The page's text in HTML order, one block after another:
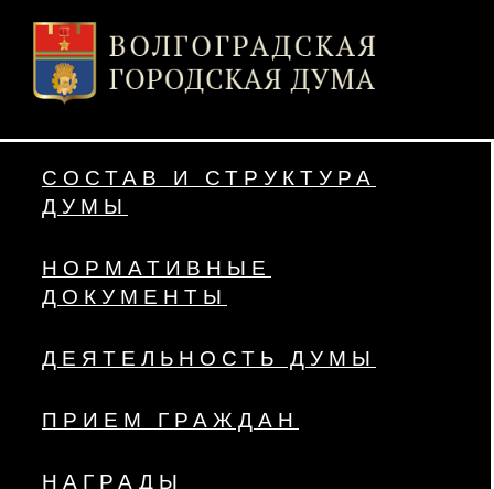
СОСТАВ И СТРУКТУРА
ДУМЫ
НОРМАТИВНЫЕ
ДОКУМЕНТЫ
ДЕЯТЕЛЬНОСТЬ ДУМЫ
ПРИЕМ ГРАЖДАН
НАГРАДЫ